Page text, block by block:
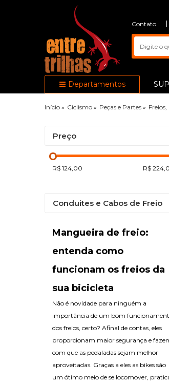
Contato
Departamentos
Início » Ciclismo » Peças e Partes »
Preço
R$ 124,00 R$
Conduites e Cabos de Freio
Mangueira de freio:
entenda como
funcionam os freios da
sua bicicleta
Não é novidade para ninguém a
importância de um bom
dos freios, certo? Afinal de contas, eles
proporcionam maior segurança e
com que as pedaladas sejam melhor
aproveitadas. Graças a eles as bikes são
um ótimo meio de se locomover,